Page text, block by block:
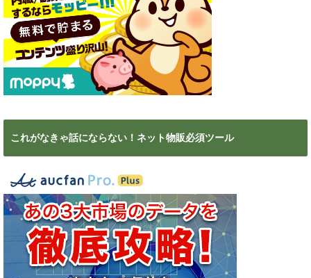
これがなきゃ話にならない！ネット物販必須ツール